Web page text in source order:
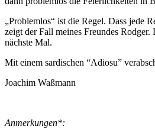
„Problemlos“ ist die Regel. Dass jede
zeigt der Fall meines Freundes Rodger.
nächste Mal.
Mit einem sardischen “Adiosu”
Joachim Waßmann
Anmerkungen*: